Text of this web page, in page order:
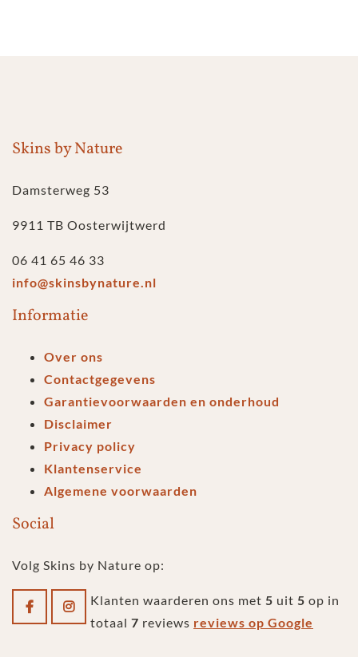
Skins by Nature
Damsterweg 53
9911 TB Oosterwijtwerd
06 41 65 46 33
info@skinsbynature.nl
Informatie
Over ons
Contactgegevens
Garantievoorwaarden en onderhoud
Disclaimer
Privacy policy
Klantenservice
Algemene voorwaarden
Social
Volg Skins by Nature op:
Klanten waarderen ons met 5 uit 5 op in
totaal 7 reviews reviews op Google